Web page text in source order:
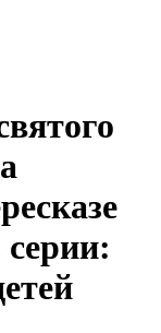
серии: